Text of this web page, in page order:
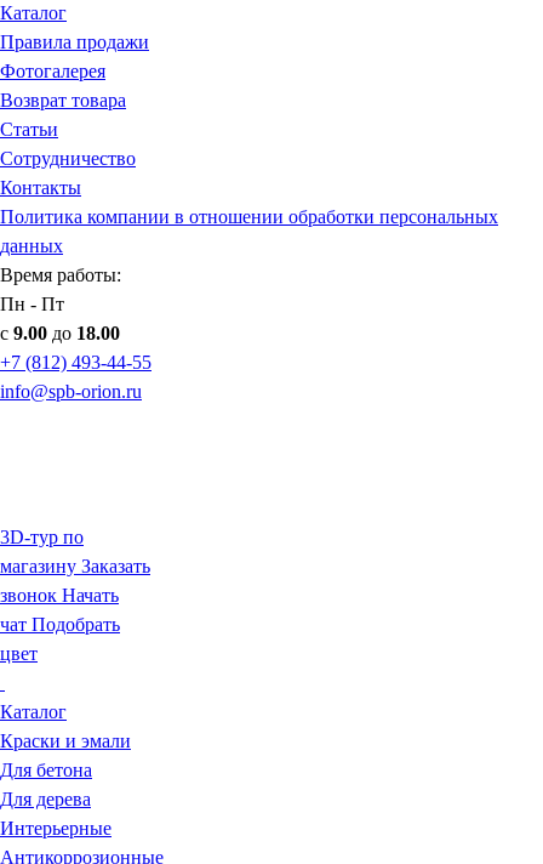
Каталог
Правила продажи
Фотогалерея
Возврат товара
Статьи
Сотрудничество
Контакты
Политика компании в отношении обработки персональных
данных
Время работы:
Пн - Пт
с 9.00 до 18.00
+7 (812) 493-44-55
info@spb-orion.ru
3D-тур по
магазину Заказать
звонок Начать
чат Подобрать
цвет
Каталог
Краски и эмали
Для бетона
Для дерева
Интерьерные
Антикоррозионные